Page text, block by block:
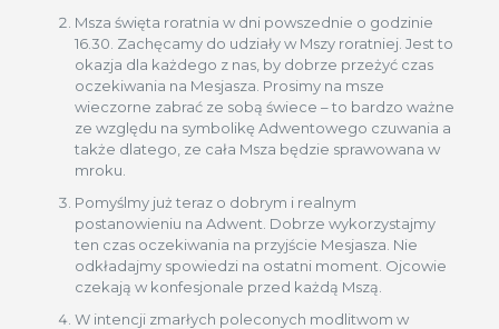
Msza święta roratnia w dni powszednie o godzinie
16.30. Zachęcamy do udziały w Mszy roratniej. Jest to
okazja dla każdego z nas, by dobrze przeżyć czas
oczekiwania na Mesjasza. Prosimy na msze
wieczorne zabrać ze sobą świece – to bardzo ważne
ze względu na symbolikę Adwentowego czuwania a
także dlatego, ze cała Msza będzie sprawowana w
mroku.
Pomyślmy już teraz o dobrym i realnym
postanowieniu na Adwent. Dobrze wykorzystajmy
ten czas oczekiwania na przyjście Mesjasza. Nie
odkładajmy spowiedzi na ostatni moment. Ojcowie
czekają w konfesjonale przed każdą Mszą.
W intencji zmarłych poleconych modlitwom w